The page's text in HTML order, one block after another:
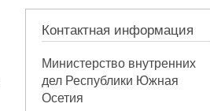
Контактная информация
Министерство внутренних
дел Республики Южная
Осетия